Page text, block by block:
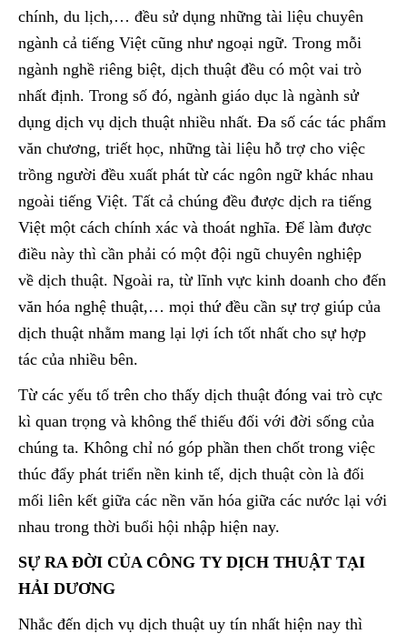
chính, du lịch,… đều sử dụng những tài liệu chuyên
ngành cả tiếng Việt cũng như ngoại ngữ. Trong mỗi
ngành nghề riêng biệt, dịch thuật đều có một vai trò
nhất định. Trong số đó, ngành giáo dục là ngành sử
dụng dịch vụ dịch thuật nhiều nhất. Đa số các tác phẩm
văn chương, triết học, những tài liệu hỗ trợ cho việc
trồng người đều xuất phát từ các ngôn ngữ khác nhau
ngoài tiếng Việt. Tất cả chúng đều được dịch ra tiếng
Việt một cách chính xác và thoát nghĩa. Để làm được
điều này thì cần phải có một đội ngũ chuyên nghiệp
về dịch thuật. Ngoài ra, từ lĩnh vực kinh doanh cho đến
văn hóa nghệ thuật,… mọi thứ đều cần sự trợ giúp của
dịch thuật nhằm mang lại lợi ích tốt nhất cho sự hợp
tác của nhiều bên.
Từ các yếu tố trên cho thấy dịch thuật đóng vai trò cực
kì quan trọng và không thể thiếu đối với đời sống của
chúng ta. Không chỉ nó góp phần then chốt trong việc
thúc đẩy phát triển nền kinh tế, dịch thuật còn là đối
mối liên kết giữa các nền văn hóa giữa các nước lại với
nhau trong thời buổi hội nhập hiện nay.
SỰ RA ĐỜI CỦA CÔNG TY DỊCH THUẬT TẠI
HẢI DƯƠNG
Nhắc đến dịch vụ dịch thuật uy tín nhất hiện nay thì